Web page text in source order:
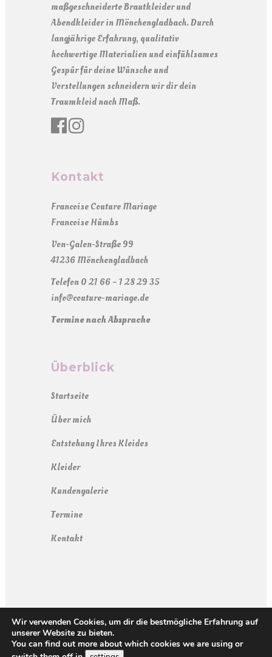
maßgeschneiderte Brautkleider und
Abendkleider in Mönchengladbach. Durch
langjährige Erfahrung, qualitativ
hochwertige Materialien und einfühlsames
Gespür für deine Wünsche und
Vorstellungen schneidern wir dir dein
Traumkleid nach Maß.
Kontakt
Francoise Couture Mariage
Francoise Hümbs
Von-Galen-Straße 99
41236 Mönchengladbach
Telefon 0 21 66 – 1 28 29 35
info@couture-mariage.de
Termine nach Absprache
Überblick
Startseite
Über mich
Entstehung Ihres Kleides
Kleider
Kundengalerie
Termine
Kontakt
Impressum
Datenschutzerklärung
Wir verwenden Cookies, um dir die bestmögliche Erfahrung auf
unserer Website zu bieten.
You can find out more about which cookies we are using or